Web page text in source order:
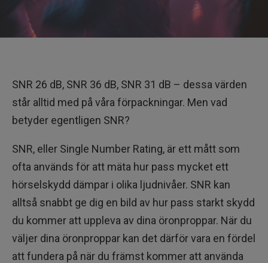
SNR 26 dB, SNR 36 dB, SNR 31 dB – dessa värden
står alltid med på våra förpackningar. Men vad
betyder egentligen SNR?
SNR, eller Single Number Rating, är ett mått som
ofta används för att mäta hur pass mycket ett
hörselskydd dämpar i olika ljudnivåer. SNR kan
alltså snabbt ge dig en bild av hur pass starkt skydd
du kommer att uppleva av dina öronproppar. När du
väljer dina öronproppar kan det därför vara en fördel
att fundera på när du främst kommer att använda